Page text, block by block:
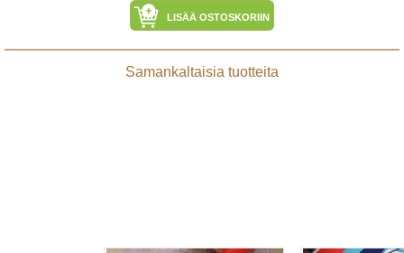
LISÄÄ OSTOSKORIIN
Samankaltaisia tuotteita